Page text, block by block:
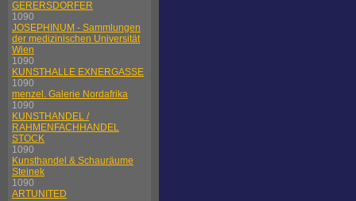
GERERSDORFER
1090
JOSEPHINUM - Sammlungen
der medizinischen Universität
Wien
1090
KUNSTHALLE EXNERGASSE
1090
menzel. Galerie Nordafrika
1090
KUNSTHANDEL /
RAHMENFACHHANDEL
STOCK
1090
Kunsthandel & Schauräume
Steinek
1090
ARTUNITED